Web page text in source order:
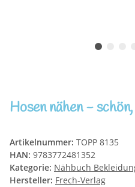
Hosen nähen -
Artikelnummer: TOPP 8135
HAN: 9783772481352
Kategorie: Nähbuch
Hersteller: Frech-Verlag